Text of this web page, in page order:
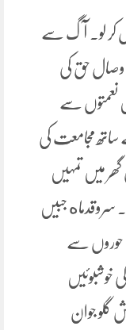
کر لو۔ آگ سے
وصال حق کی
نعمتوں سے
ساتھ مجامعت کی
میں تمہیں
سروقدماه جبیں
حوروں سے
خوشبوئیں
گلو جوان